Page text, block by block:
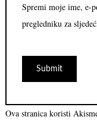
Spremi moje ime, e-
pregledniku za
Ova stranica koristi